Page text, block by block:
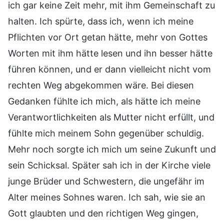
ich gar keine Zeit mehr, mit ihm Gemeinschaft zu
halten. Ich spürte, dass ich, wenn ich meine
Pflichten vor Ort getan hätte, mehr von Gottes
Worten mit ihm hätte lesen und ihn besser hätte
führen können, und er dann vielleicht nicht vom
rechten Weg abgekommen wäre. Bei diesen
Gedanken fühlte ich mich, als hätte ich meine
Verantwortlichkeiten als Mutter nicht erfüllt, und
fühlte mich meinem Sohn gegenüber schuldig.
Mehr noch sorgte ich mich um seine Zukunft und
sein Schicksal. Später sah ich in der Kirche viele
junge Brüder und Schwestern, die ungefähr im
Alter meines Sohnes waren. Ich sah, wie sie an
Gott glaubten und den richtigen Weg gingen,